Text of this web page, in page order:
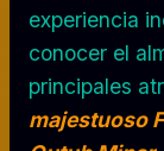
experiencia
conocer el
principales
majestuoso